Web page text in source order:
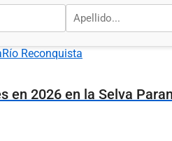
Río Reconquista
en 2026 en la Selva